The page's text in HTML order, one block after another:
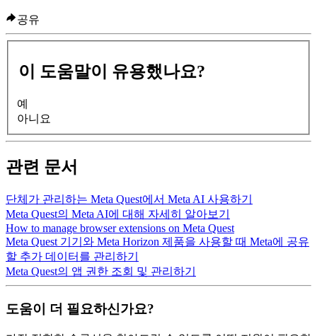
공유
이 도움말이 유용했나요?
예
아니요
관련 문서
단체가 관리하는 Meta Quest에서 Meta AI 사용하기
Meta Quest의 Meta AI에 대해 자세히 알아보기
How to manage browser extensions on Meta Quest
Meta Quest 기기와 Meta Horizon 제품을 사용할 때 Meta에 공유
할 추가 데이터를 관리하기
Meta Quest의 앱 권한 조회 및 관리하기
도움이 더 필요하신가요?